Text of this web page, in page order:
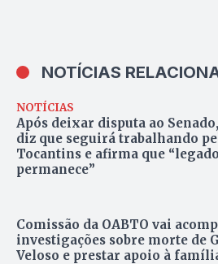
NOTÍCIAS
NOTÍCIAS
Após deixar disputa ao
diz que seguirá trabalhando
Tocantins e afirma que “legado
permanece”
Comissão da OABTO vai
investigações sobre morte de
Veloso e prestar apoio à